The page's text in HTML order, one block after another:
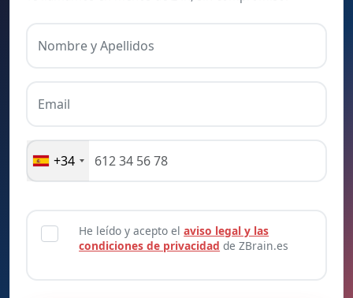
Nombre y Apellidos
Email
+34
He leído y acepto elaviso legal y las
condiciones de privacidad de ZBrain.es